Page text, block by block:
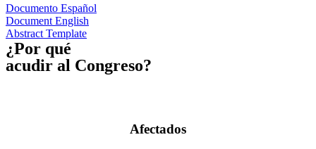
Documento Español
Document English
Abstract Template
¿Por qué
acudir al Congreso?
Afectados